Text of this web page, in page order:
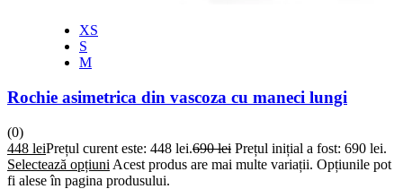
XS
S
M
Rochie asimetrica din vascoza cu maneci lungi
(0)
448 leiPrețul curent este: 448 lei.690lei Prețul inițial a fost: 690 lei.
Selectează opțiuni Acest produs are mai multe variații. Opțiunile pot
fi alese în pagina produsului.